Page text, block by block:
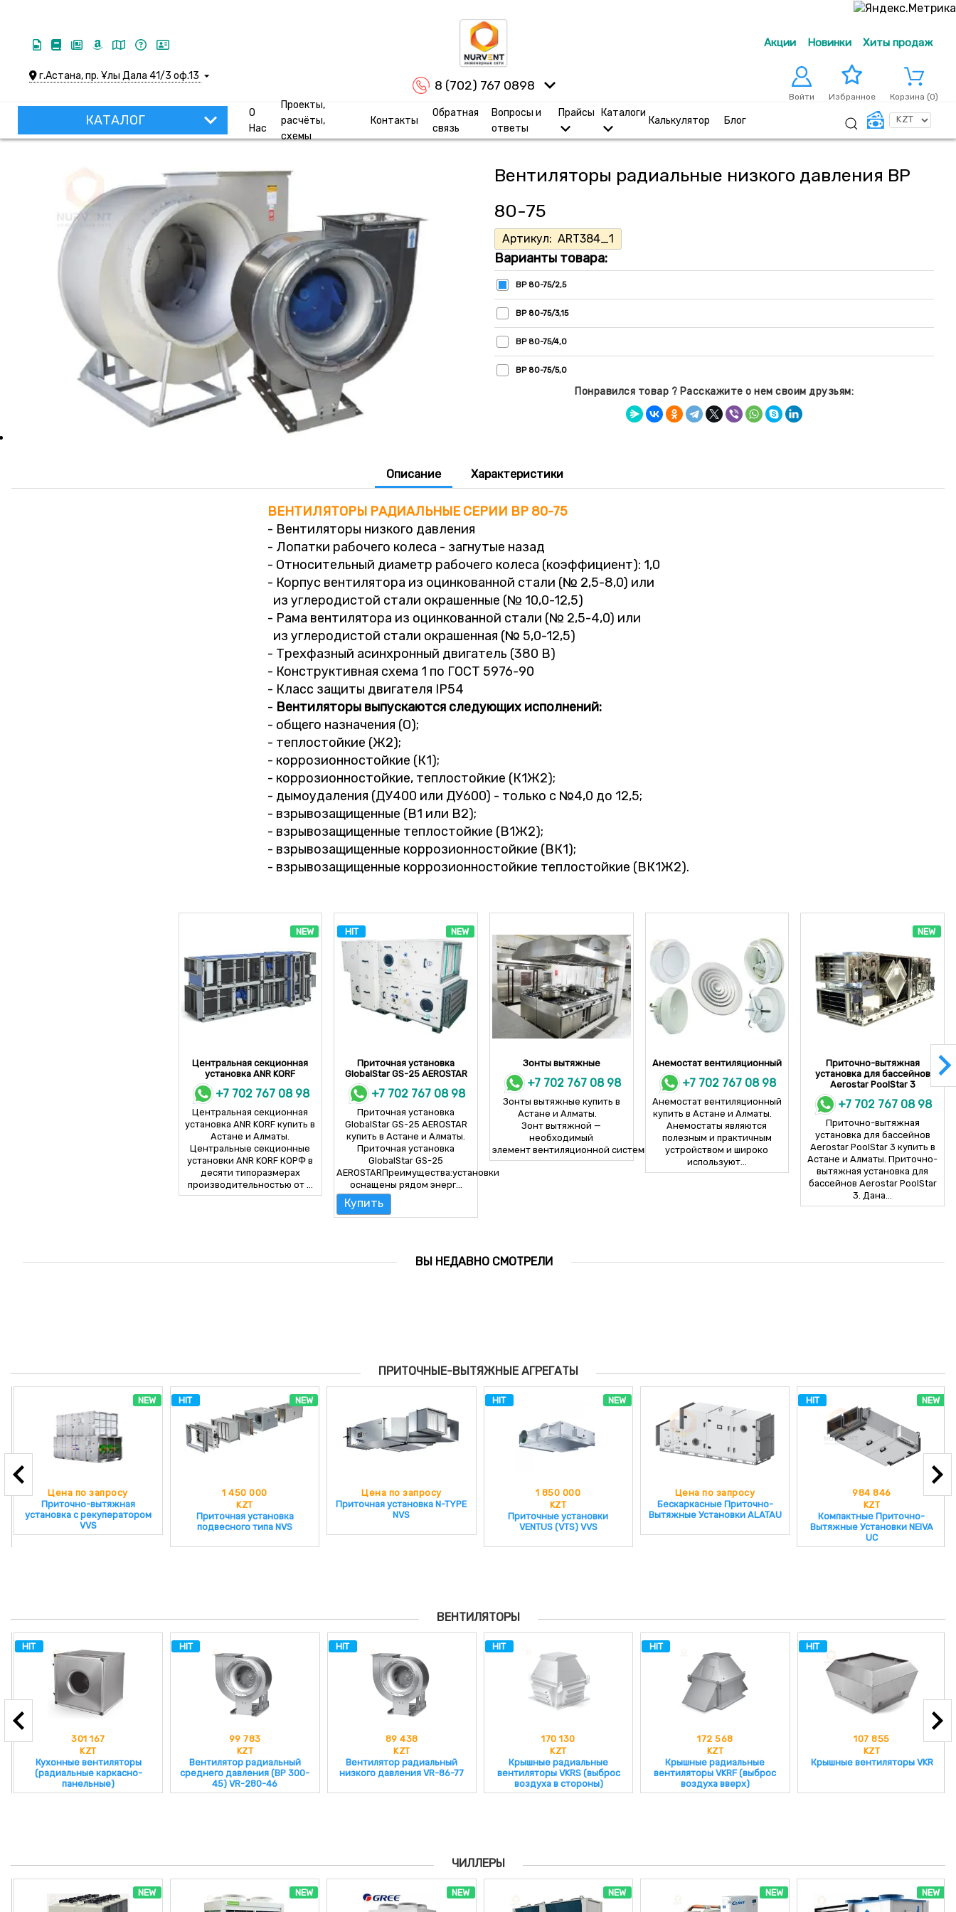
г.Астана, пр. Ұлы Дала 41/3 оф.13
8 (702) 767 0898
Акции Новинки Хиты продаж
Войти Избранное Корзина (0)
КАТАЛОГ
О
Нас
Проекты,
расчёты,
схемы
Контакты
Обратная
связь
Вопросы и
ответы
Прайсы Каталоги
Калькулятор Блог
Вентиляторы радиальные низкого давления ВР
80-75
Артикул: ART384_1
Варианты товара:
ВР 80-75/2,5
ВР 80-75/3,15
ВР 80-75/4,0
ВР 80-75/5,0
Понравился товар ? Расскажите о нем своим друзьям:
Описание Характеристики
ВЕНТИЛЯТОРЫ РАДИАЛЬНЫЕ СЕРИИ ВР 80-75
- Вентиляторы низкого давления
- Лопатки рабочего колеса - загнутые назад
- Относительный диаметр рабочего колеса (коэффициент): 1,0
- Корпус вентилятора из оцинкованной стали (№ 2,5-8,0) или
из углеродистой стали окрашенные (№ 10,0-12,5)
- Рама вентилятора из оцинкованной стали (№ 2,5-4,0) или
из углеродистой стали окрашенная (№ 5,0-12,5)
- Трехфазный асинхронный двигатель (380 В)
- Конструктивная схема 1 по ГОСТ 5976-90
- Класс защиты двигателя IP54
- Вентиляторы выпускаются следующих исполнений:
- общего назначения (О);
- теплостойкие (Ж2);
- коррозионностойкие (К1);
- коррозионностойкие, теплостойкие (К1Ж2);
- дымоудаления (ДУ400 или ДУ600) - только с №4,0 до 12,5;
- взрывозащищенные (В1 или В2);
- взрывозащищенные теплостойкие (В1Ж2);
- взрывозащищенные коррозионностойкие (ВК1);
- взрывозащищенные коррозионностойкие теплостойкие (ВК1Ж2).
NEW
Центральная секционная
установка ANR KORF
+7 702 767 08 98
Центральная секционная
установка ANR KORF купить в
Астане и Алматы.
Центральные секционные
установки ANR KORF КОРФ в
десяти типоразмерах
производительностью от ...
NEW
HIT
Приточная установка
GlobalStar GS-25 AEROSTAR
+7 702 767 08 98
Приточная установка
GlobalStar GS-25 AEROSTAR
купить в Астане и Алматы.
Приточная установка
GlobalStar GS-25
AEROSTARПреимущества:установки
оснащены рядом энерг...
Купить
Зонты вытяжные
+7 702 767 08 98
Зонты вытяжные купить в
Астане и Алматы.
Зонт вытяжной —
необходимый
элемент вентиляционной системы...
Анемостат вентиляционный
+7 702 767 08 98
Анемостат вентиляционный
купить в Астане и Алматы.
Анемостаты являются
полезным и практичным
устройством и широко
используют...
NEW
Приточно-вытяжная
установка для бассейнов
Aerostar PoolStar 3
+7 702 767 08 98
Приточно-вытяжная
установка для бассейнов
Aerostar PoolStar 3 купить в
Астане и Алматы. Приточно-
вытяжная установка для
бассейнов Aerostar PoolStar
3. Дана...
ВЫ НЕДАВНО СМОТРЕЛИ
ПРИТОЧНЫЕ-ВЫТЯЖНЫЕ АГРЕГАТЫ
NEW
Цена по запросу
Приточно-вытяжная
установка с рекуператором
VVS
NEW
HIT
1 450 000
KZT
Приточная установка
подвесного типа NVS
Цена по запросу
Приточная установка N-TYPE
NVS
NEW
HIT
1 850 000
KZT
Приточные установки
VENTUS (VTS) VVS
Цена по запросу
Бескаркасные Приточно-
Вытяжные Установки ALATAU
NEW
HIT
984 846
KZT
Компактные Приточно-
Вытяжные Установки NEIVA
UC
ВЕНТИЛЯТОРЫ
HIT
301 167
KZT
Кухонные вентиляторы
(радиальные каркасно-
панельные)
HIT
99 783
KZT
Вентилятор радиальный
среднего давления (ВР 300-
45) VR-280-46
HIT
89 438
KZT
Вентилятор радиальный
низкого давления VR-86-77
HIT
170 130
KZT
Крышные радиальные
вентиляторы VKRS (выброс
воздуха в стороны)
HIT
172 568
KZT
Крышные радиальные
вентиляторы VKRF (выброс
воздуха вверх)
HIT
107 855
KZT
Крышные вентиляторы VKR
ЧИЛЛЕРЫ
NEW NEW NEW NEW NEW NEW